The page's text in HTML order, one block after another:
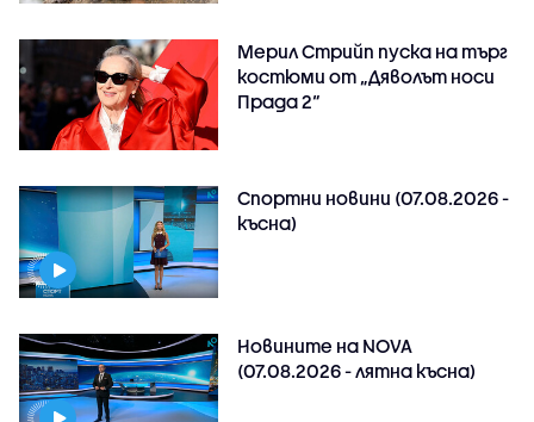
Мерил Стрийп пуска на търг
костюми от „Дяволът носи
Прада 2“
Спортни новини (07.08.2026 -
късна)
Новините на NOVA
(07.08.2026 - лятна късна)